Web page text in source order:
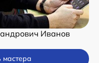
Иванов
мастера